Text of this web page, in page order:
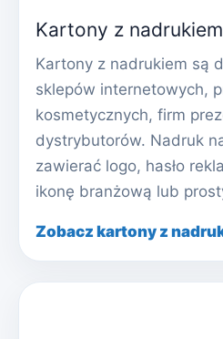
Kartony z nadrukiem
Kartony z nadrukiem są
sklepów internetowych,
kosmetycznych, firm
dystrybutorów. Nadruk
zawierać logo, hasło
ikonę branżową lub
Zobacz kartony z